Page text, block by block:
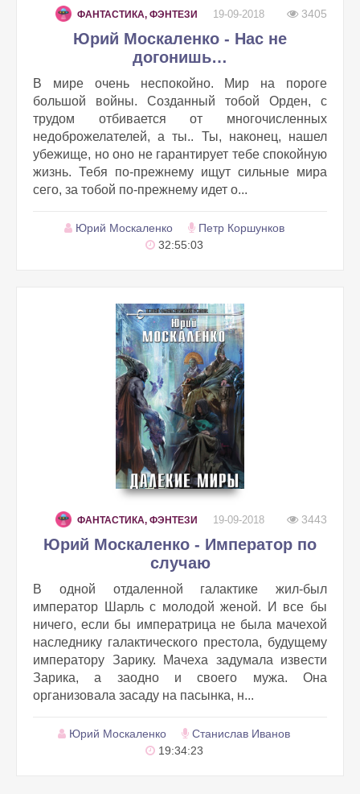
ФАНТАСТИКА, ФЭНТЕЗИ 19-09-2018 3405
Юрий Москаленко - Нас не
догонишь…
В мире очень неспокойно. Мир на пороге
большой войны. Созданный тобой Орден, с
трудом отбивается от многочисленных
недоброжелателей, а ты.. Ты, наконец, нашел
убежище, но оно не гарантирует тебе спокойную
жизнь. Тебя по-прежнему ищут сильные мира
сего, за тобой по-прежнему идет о...
Юрий Москаленко
Петр Коршунков
32:55:03
ФАНТАСТИКА, ФЭНТЕЗИ 19-09-2018 3443
Юрий Москаленко - Император по
случаю
В одной отдаленной галактике жил-был
император Шарль с молодой женой. И все бы
ничего, если бы императрица не была мачехой
наследнику галактического престола, будущему
императору Зарику. Мачеха задумала извести
Зарика, а заодно и своего мужа. Она
организовала засаду на пасынка, н...
Юрий Москаленко
Станислав Иванов
19:34:23